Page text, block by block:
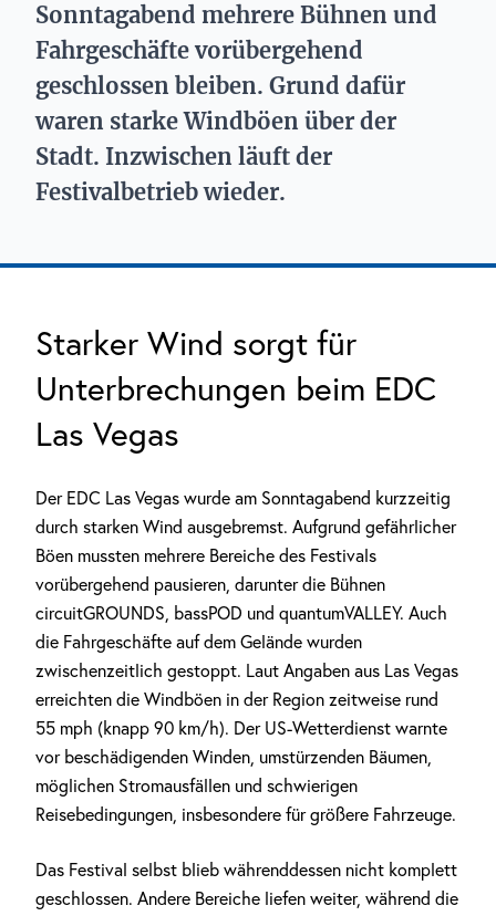
Sonntagabend mehrere Bühnen und
Fahrgeschäfte vorübergehend
geschlossen bleiben. Grund dafür
waren starke Windböen über der
Stadt. Inzwischen läuft der
Festivalbetrieb wieder.
Starker Wind sorgt für
Unterbrechungen beim EDC
Las Vegas
Der EDC Las Vegas wurde am Sonntagabend kurzzeitig
durch starken Wind ausgebremst. Aufgrund gefährlicher
Böen mussten mehrere Bereiche des Festivals
vorübergehend pausieren, darunter die Bühnen
circuitGROUNDS, bassPOD und quantumVALLEY. Auch
die Fahrgeschäfte auf dem Gelände wurden
zwischenzeitlich gestoppt. Laut Angaben aus Las Vegas
erreichten die Windböen in der Region zeitweise rund
55 mph (knapp 90 km/h). Der US-Wetterdienst warnte
vor beschädigenden Winden, umstürzenden Bäumen,
möglichen Stromausfällen und schwierigen
Reisebedingungen, insbesondere für größere Fahrzeuge.
Das Festival selbst blieb währenddessen nicht komplett
geschlossen. Andere Bereiche liefen weiter, während die